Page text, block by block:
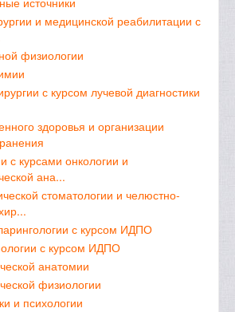
и медицинской реабилитации с
физиологии
с курсом лучевой диагностики
здоровья и организации
с курсами онкологии и
ана...
стоматологии и челюстно-
с курсом ИДПО
с курсом ИДПО
анатомии
физиологии
и психологии